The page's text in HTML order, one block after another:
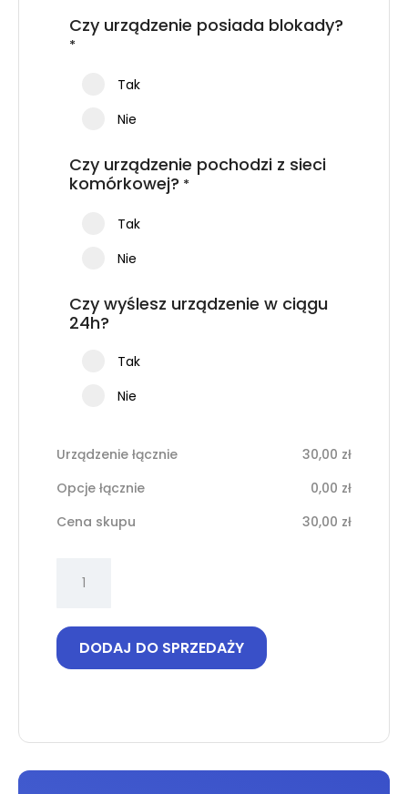
Czy urządzenie posiada blokady?
*
Tak
Nie
Czy urządzenie pochodzi z sieci
komórkowej? *
Tak
Nie
Czy wyślesz urządzenie w ciągu
24h?
Tak
Nie
Urządzenie łącznie 30,00 zł
Opcje łącznie
0,00 zł
Cena skupu
30,00 zł
Samsung
A10
DODAJ DO SPRZEDAŻY